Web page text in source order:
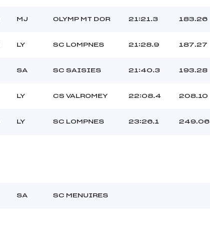
MJ OLYMP MT DOR 21:21.3 183.26
LY SC LOMPNES 21:28.9 187.27
SA SC SAISIES 21:40.3 193.28
LY CS VALROMEY 22:08.4 208.10
LY SC LOMPNES 23:26.1 249.06
SA SC MENUIRES